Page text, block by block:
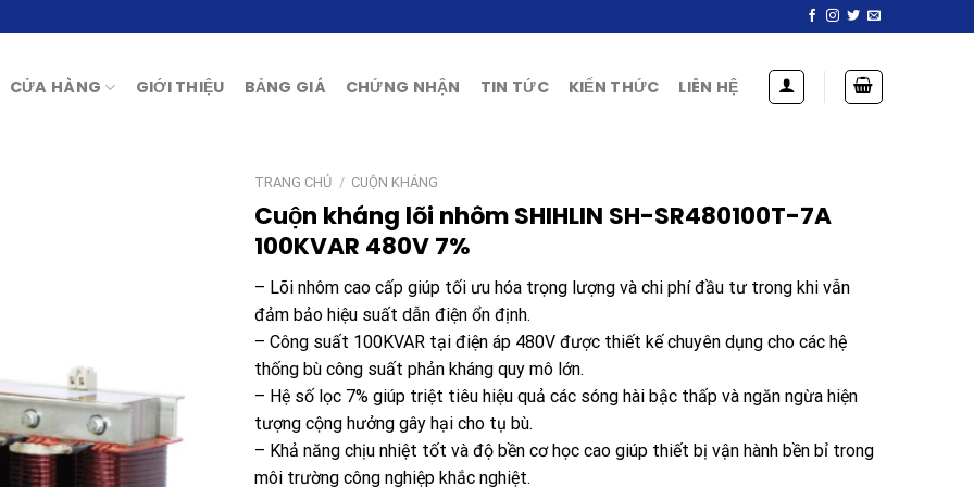
CỬA HÀNG GIỚI THIỆU BẢNG GIÁ CHỨNG NHẬN TIN TỨC KIẾN THỨC LIÊN HỆ
TRANG CHỦ / CUỘN KHÁNG
Cuộn kháng lõi nhôm SHIHLIN SH-SR480100T-7A
100KVAR 480V 7%
– Lõi nhôm cao cấp giúp tối ưu hóa trọng lượng và chi phí đầu tư trong khi vẫn
đảm bảo hiệu suất dẫn điện ổn định.
– Công suất 100KVAR tại điện áp 480V được thiết kế chuyên dụng cho các hệ
thống bù công suất phản kháng quy mô lớn.
– Hệ số lọc 7% giúp triệt tiêu hiệu quả các sóng hài bậc thấp và ngăn ngừa hiện
tượng cộng hưởng gây hại cho tụ bù.
– Khả năng chịu nhiệt tốt và độ bền cơ học cao giúp thiết bị vận hành bền bỉ trong
môi trường công nghiệp khắc nghiệt.